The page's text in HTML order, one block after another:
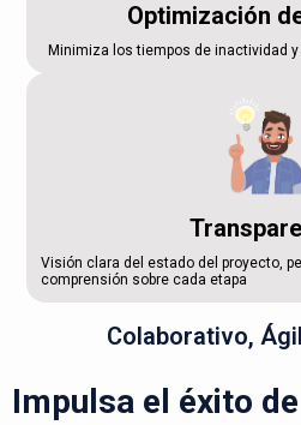
Optimización
Minimiza los tiempos de inactividad
Visión clara del estado del proyecto,
comprensión sobre cada etapa
Colaborativo,
Impulsa el éxito